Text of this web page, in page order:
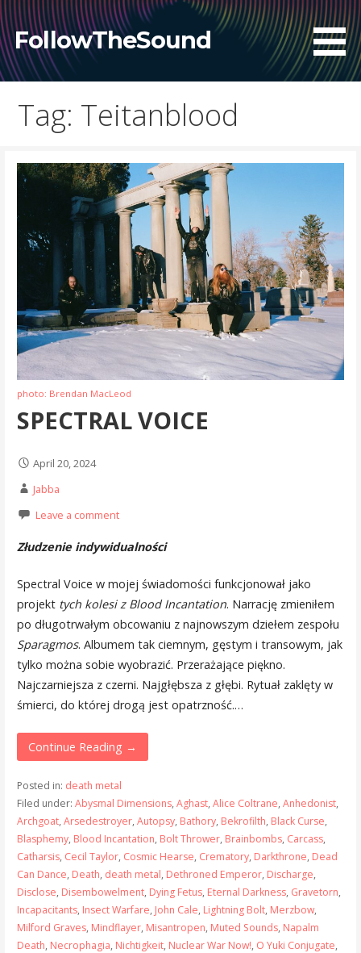
Skip
to
content
FollowTheSound
Tag: Teitanblood
photo: Brendan MacLeod
SPECTRAL VOICE
April 20, 2024
Jabba
Leave a comment
Złudzenie indywidualności
Spectral Voice w mojej świadomości funkcjonował jako
projekt tych kolesi z Blood Incantation. Narrację zmieniłem
po długotrwałym obcowaniu z najnowszym dziełem zespołu
Sparagmos. Albumem tak ciemnym, gęstym i transowym, jak
tylko można sobie wyobrazić. Przerażające piękno.
Najczarniejsza z czerni. Najgłębsza z głębi. Rytuał zaklęty w
śmierci, do której drogą jest opatrzność.…
Continue Reading →
Posted in: death metal
Filed under: Abysmal Dimensions, Aghast, Alice Coltrane, Anhedonist,
Archgoat, Arsedestroyer, Autopsy, Bathory, Bekrofilth, Black Curse,
Blasphemy, Blood Incantation, Bolt Thrower, Brainbombs, Carcass,
Catharsis, Cecil Taylor, Cosmic Hearse, Crematory, Darkthrone, Dead
Can Dance, Death, death metal, Dethroned Emperor, Discharge,
Disclose, Disembowelment, Dying Fetus, Eternal Darkness, Gravetorn,
Incapacitants, Insect Warfare, John Cale, Lightning Bolt, Merzbow,
Milford Graves, Mindflayer, Misantropen, Muted Sounds, Napalm
Death, Necrophagia, Nichtigkeit, Nuclear War Now!, O Yuki Conjugate,